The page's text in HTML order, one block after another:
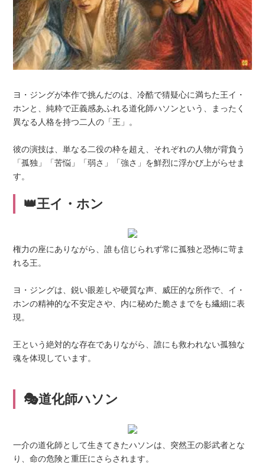
ヨ・ジングが本作で挑んだのは、冷酷で猜疑心に満ちた王イ・
ホンと、純粋で正義感あふれる道化師ハソンという、まったく
異なる人格を持つ二人の「王」。
彼の演技は、単なる二役の枠を超え、それぞれの人物が背負う
「孤独」「苦悩」「弱さ」「強さ」を鮮烈に浮かび上がらせま
す。
👑王イ・ホン
権力の座にありながら、誰も信じられず常に孤独と恐怖に苛ま
れる王。
ヨ・ジングは、鋭い眼差しや硬質な声、威圧的な所作で、イ・
ホンの精神的な不安定さや、内に秘めた脆さまでをも繊細に表
現。
王という絶対的な存在でありながら、誰にも救われない孤独な
魂を体現しています。
🎭道化師ハソン
一介の道化師として生きてきたハソンは、突然王の影武者とな
り、命の危険と重圧にさらされます。